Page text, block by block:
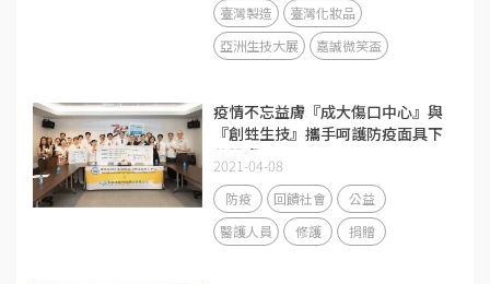
臺灣製造
臺灣化妝品
亞洲生技大展
嘉誠微笑盃
疫情不忘益膚『成大傷口中心』與
『創甡生技』攜手呵護防疫面具下
的肌膚
2021-04-08
防疫 回饋社會
公益
醫護人員
修護 捐贈